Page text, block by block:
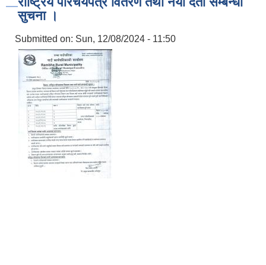
सुचना ।
Submitted on: Sun, 12/08/2024 - 11:50